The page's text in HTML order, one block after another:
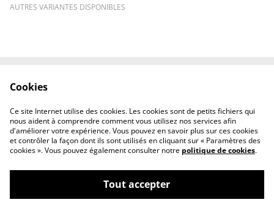
AUTRES VARIANTES DISPONIBLES
professionnels
Cookies
Ce site Internet utilise des cookies. Les cookies sont de petits fichiers qui
nous aident à comprendre comment vous utilisez nos services afin
d'améliorer votre expérience. Vous pouvez en savoir plus sur ces cookies
et contrôler la façon dont ils sont utilisés en cliquant sur « Paramètres des
cookies ». Vous pouvez également consulter notre politique de cookies.
Tout accepter